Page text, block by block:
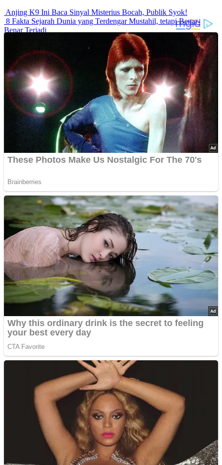
Anjing K9 Ini Baca Sinyal Misterius Bocah, Publik Syok!
8 Fakta Sejarah Dunia yang Terdengar Mustahil, tetapi Benar-
Benar Terjadi
Rahasia Sehat Sam Bimbo Yang Tetap Prima Di Usia Senja
9 Rahasia Mengejutkan Di Balik Monumen Batu Kuno Dunia!
Inilah Cara Mendeteksi Kebohongan Lewat Gerakan Bibir!
Advertisements